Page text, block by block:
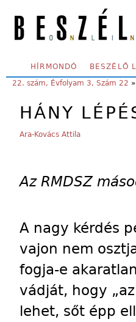
SECONDARY MENU
HÍRMONDÓ BESZÉLŐ
YOU ARE HERE:
22. szám, Évfolyam 3, Szám 22 »
HÁNY
Ara-Kovács Attila
Az RMDSZ
A nagy kérdés
vajon nem
fogja-e
vádját, hogy
lehet, sőt épp